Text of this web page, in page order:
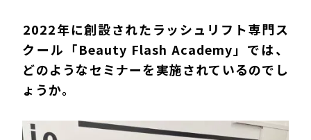
―――2022年に創設されたラッシュリフト専門ス
クール「Beauty Flash Academy」では、
どのようなセミナーを実施されているのでし
ょうか。